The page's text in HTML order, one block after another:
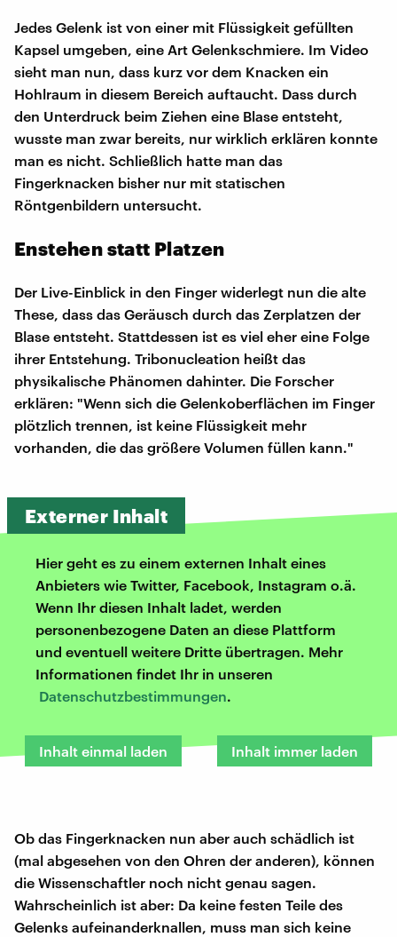
Jedes Gelenk ist von einer mit Flüssigkeit gefüllten
Kapsel umgeben, eine Art Gelenkschmiere. Im Video
sieht man nun, dass kurz vor dem Knacken ein
Hohlraum in diesem Bereich auftaucht. Dass durch
den Unterdruck beim Ziehen eine Blase entsteht,
wusste man zwar bereits, nur wirklich erklären konnte
man es nicht. Schließlich hatte man das
Fingerknacken bisher nur mit statischen
Röntgenbildern untersucht.
Enstehen statt Platzen
Der Live-Einblick in den Finger widerlegt nun die alte
These, dass das Geräusch durch das Zerplatzen der
Blase entsteht. Stattdessen ist es viel eher eine Folge
ihrer Entstehung. Tribonucleation heißt das
physikalische Phänomen dahinter. Die Forscher
erklären: "Wenn sich die Gelenkoberflächen im Finger
plötzlich trennen, ist keine Flüssigkeit mehr
vorhanden, die das größere Volumen füllen kann."
Externer Inhalt
Hier geht es zu einem externen Inhalt eines
Anbieters wie Twitter, Facebook, Instagram o.ä.
Wenn Ihr diesen Inhalt ladet, werden
personenbezogene Daten an diese Plattform
und eventuell weitere Dritte übertragen. Mehr
Informationen findet Ihr in unseren
Datenschutzbestimmungen.
Inhalt einmal laden Inhalt immer laden
Ob das Fingerknacken nun aber auch schädlich ist
(mal abgesehen von den Ohren der anderen), können
die Wissenschaftler noch nicht genau sagen.
Wahrscheinlich ist aber: Da keine festen Teile des
Gelenks aufeinanderknallen, muss man sich keine